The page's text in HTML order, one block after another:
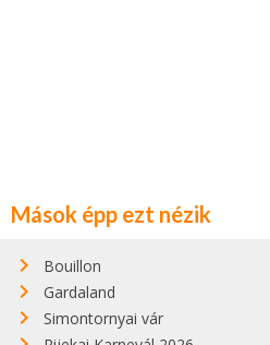
Mások épp ezt nézik
Bouillon
Gardaland
Simontornyai vár